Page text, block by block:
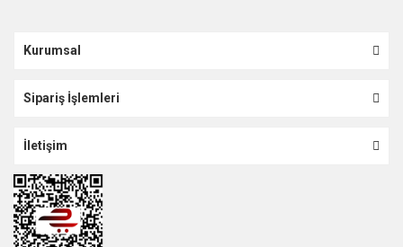
Kurumsal
Sipariş İşlemleri
İletişim